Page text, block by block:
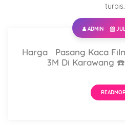
turpis.
ADMIN
Harga Pasang Kaca
3M Di Karawang ☎️